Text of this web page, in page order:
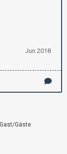
Jun 2018
Gäste